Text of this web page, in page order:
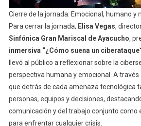
Cierre de la jornada: Emocional, humano y
Para cerrar la jornada, Elisa Vegas,
Sinfónica Gran Mariscal de Ayacucho,
inmersiva “¿Cómo suena un
llevó al público a reflexionar sobre la
perspectiva humana y emocional. A través
que detrás de cada amenaza tecnológica
personas, equipos y decisiones,
comunicación y del trabajo conjunto como
para enfrentar cualquier crisis.